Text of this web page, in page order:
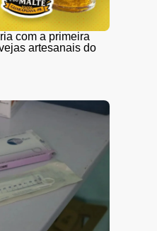
com a primeira
artesanais do